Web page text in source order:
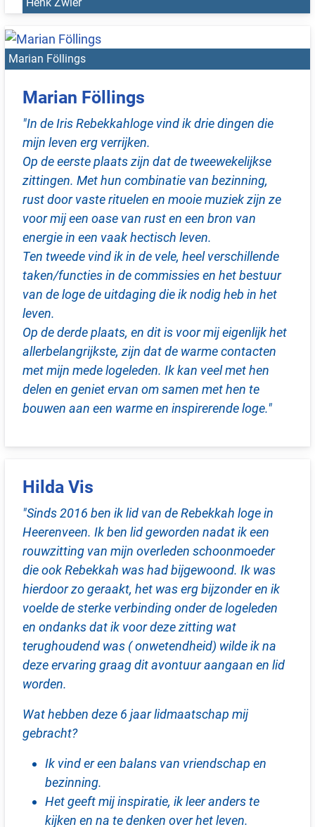
Marian Föllings
Marian Föllings
"In de Iris Rebekkahloge vind ik drie dingen die
mijn leven erg verrijken.
Op de eerste plaats zijn dat de tweewekelijkse
zittingen. Met hun combinatie van bezinning,
rust door vaste rituelen en mooie muziek zijn ze
voor mij een oase van rust en een bron van
energie in een vaak hectisch leven.
Ten tweede vind ik in de vele, heel verschillende
taken/functies in de commissies en het bestuur
van de loge de uitdaging die ik nodig heb in het
leven.
Op de derde plaats, en dit is voor mij eigenlijk het
allerbelangrijkste, zijn dat de warme contacten
met mijn mede logeleden. Ik kan veel met hen
delen en geniet ervan om samen met hen te
bouwen aan een warme en inspirerende loge."
Hilda Vis
"Sinds 2016 ben ik lid van de Rebekkah loge in
Heerenveen. Ik ben lid geworden nadat ik een
rouwzitting van mijn overleden schoonmoeder
die ook Rebekkah was had bijgewoond. Ik was
hierdoor zo geraakt, het was erg bijzonder en ik
voelde de sterke verbinding onder de logeleden
en ondanks dat ik voor deze zitting wat
terughoudend was ( onwetendheid) wilde ik na
deze ervaring graag dit avontuur aangaan en lid
worden.
Wat hebben deze 6 jaar lidmaatschap mij
gebracht?
Ik vind er een balans van vriendschap en
bezinning.
Het geeft mij inspiratie, ik leer anders te
kijken en na te denken over het leven.